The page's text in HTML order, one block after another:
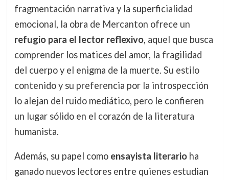
fragmentación narrativa y la superficialidad
emocional, la obra de Mercanton ofrece un
refugio para el lector reflexivo, aquel que busca
comprender los matices del amor, la fragilidad
del cuerpo y el enigma de la muerte. Su estilo
contenido y su preferencia por la introspección
lo alejan del ruido mediático, pero le confieren
un lugar sólido en el corazón de la literatura
humanista.
Además, su papel como ensayista literarioha
ganado nuevos lectores entre quienes estudian